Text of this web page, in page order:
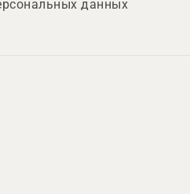
данных